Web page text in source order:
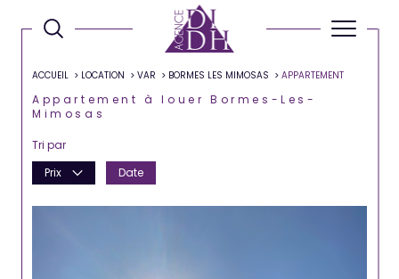
ACCUEIL LOCATION VAR BORMES LES MIMOSAS APPARTEMENT
Appartement à louer Bormes-Les-
Mimosas
Tri par
Prix
Date